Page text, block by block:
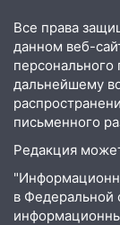
18:14
18:00
экстрим: в
большой
17:30
Где
августа
17:05
Все права
данном веб-
дальнейшему
письменного
Редакция
в Федеральной